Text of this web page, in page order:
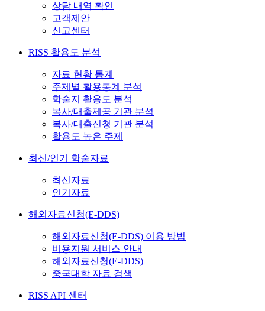
상담 내역 확인
고객제안
신고센터
RISS 활용도 분석
자료 현황 통계
주제별 활용통계 분석
학술지 활용도 분석
복사/대출제공 기관 분석
복사/대출신청 기관 분석
활용도 높은 주제
최신/인기 학술자료
최신자료
인기자료
해외자료신청(E-DDS)
해외자료신청(E-DDS) 이용 방법
비용지원 서비스 안내
해외자료신청(E-DDS)
중국대학 자료 검색
RISS API 센터